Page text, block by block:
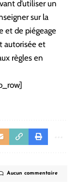
d’utiliser un
sur la
et de piégeage
autorisée et
règles en
Aucun commentaire